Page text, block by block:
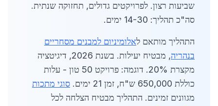
שביעות רצון. לפרויקטים גדולים, תחזוקה שנתית.
סה"כ תהליך: 14-30 ימים.
התהליך מותאם לאלומיניום למבנים מסחריים
בנהריה
, מבטיח יעילות. בשנת 2026, דיגיטציה
מקצרת 20%. דוגמה: פרויקט 50 טון - עלות
כוללת 650,000 ש"ח, זמן 21 ימים.
סוגי מתכות
מגוונים זמינים. התהליך מבטיח הצלחה לכל